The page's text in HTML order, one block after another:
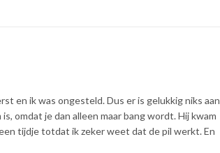
en ik was ongesteld. Dus er is gelukkig niks aan
omdat je dan alleen maar bang wordt. Hij kwam
tijdje totdat ik zeker weet dat de pil werkt. En